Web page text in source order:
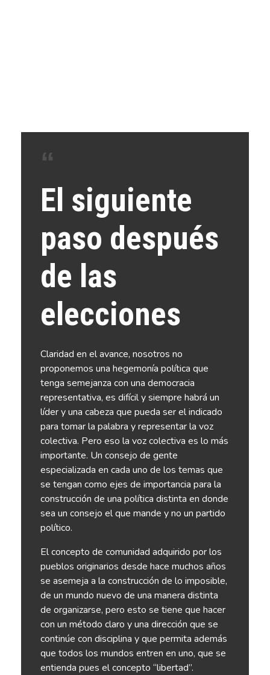
El siguiente
paso después
de las
elecciones
Claridad en el avance, nosotros no
proponemos una hegemonía política que
tenga semejanza con una democracia
representativa, es difícil y siempre habrá un
líder y una cabeza que pueda ser el indicado
para tomar la palabra y representar la voz
colectiva. Pero eso la voz colectiva es lo más
importante. Un consejo de gente
especializada en cada uno de los temas que
se tengan como ejes de importancia para la
construcción de una política distinta en donde
sea un consejo el que mande y no un partido
político.
El concepto de comunidad adquirido por los
pueblos originarios desde hace muchos años
se asemeja a la construcción de lo imposible,
de un mundo nuevo de una manera distinta
de organizarse, pero esto se tiene que hacer
con un método claro y una dirección que se
continúe con disciplina y que permita además
que todos los mundos entren en uno, que se
entienda pues el concepto “libertad”.